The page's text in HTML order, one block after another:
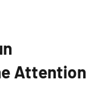
Attention